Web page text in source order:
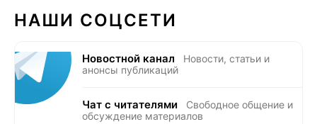
НАШИ СОЦСЕТИ
Новостной канал
Новости, статьи и
анонсы публикаций
Чат с читателями
Свободное общение и
обсуждение материалов